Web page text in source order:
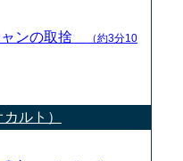
ャンの取捨
（約3分10
ルト）